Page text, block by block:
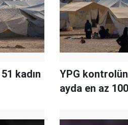
kadın
YPG
ayda en az